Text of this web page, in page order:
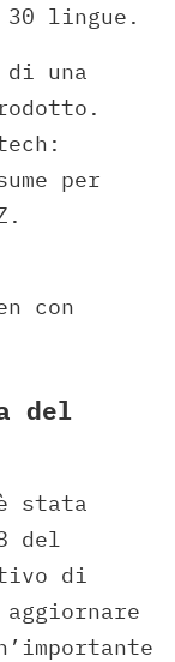
30 lingue.
una
per
con
del
stata
del
di